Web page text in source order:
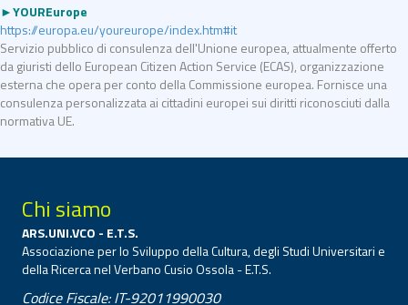
►YOUREurope
https://europa.eu/youreurope/index.htm#it
Servizio pubblico di consulenza dell'Unione europea, attualmente offerto
da giuristi dello European Citizen Action Service (ECAS), organizzazione
esterna che opera per conto della Commissione europea. Fornisce una
consulenza personalizzata ai cittadini europei sui diritti riconosciuti dalla
normativa UE.
Chi siamo
ARS.UNI.VCO - E.T.S.
Associazione per lo Sviluppo della Cultura, degli Studi Universitari e
della Ricerca nel Verbano Cusio Ossola - E.T.S.
Codice Fiscale: IT-92011990030